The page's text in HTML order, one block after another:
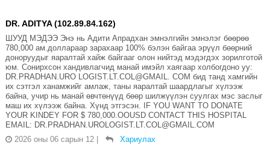
DR. ADITYA (102.89.84.162)
ШУУД МЭДЭЭ Энэ нь Адити Апрадхан эмнэлгийн эмнэлэг бөөрөө
780,000 ам.доллараар зарахаар 100% бэлэн байгаа эрүүл бөөрний
доноруудыг яаралтай хайж байгааг олон нийтэд мэдэгдэх зорилготой
юм. Сонирхсон хандивлагчид манай имэйл хаягаар холбогдоно уу:
DR.PRADHAN.URO LOGIST.LT.COL@GMAIL. COM бид танд хамгийн
их сэтгэл ханамжийг амлаж, таны яаралтай шаардлагыг хүлээж
байна, учир нь манай өвчтөнүүд бөөр шилжүүлэн суулгах мэс заслыг
маш их хүлээж байна. Хүнд этгэсэн. IF YOU WANT TO DONATE
YOUR KINDEY FOR $ 780,000.OOUSD CONTACT THIS HOSPITAL
EMAIL: DR.PRADHAN.UROLOGIST.LT.COL@GMAIL.COM
2026 оны 06 сарын 12 | Хариулах